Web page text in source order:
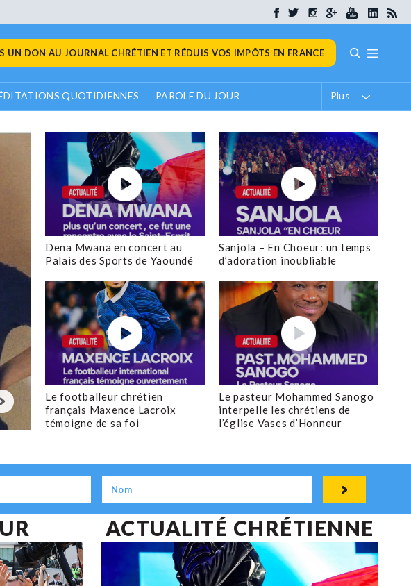
UN DON AU JOURNAL CHRÉTIEN ET RÉDUIS VOS IMPÔTS EN FRANCE
QUOTIDIENNES PAROLE DU JOUR Plus
ACTUALITÉ CHRÉTIENNE
Le pasteur démocrate
Hamilton affrontera le
sénateur Roger
5 AOÛT 2026 LE JOURNAL CHRÉTIEN
Dena Mwana en concert au
Palais des Sports de Yaoundé
Sanjola – En Choeur: un temps
d’adoration inoubliable
Le footballeur chrétien
français Maxence Lacroix
témoigne de sa foi
Le pasteur Mohammed Sanogo
interpelle les chrétiens de
l’église Vases d’Honneur
ACTUALITÉ CHRÉTIENNE